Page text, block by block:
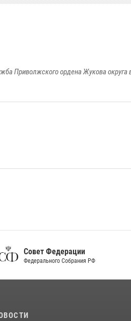
Приволжского ордена Жукова
Совет Федерации
Федерального Собрания РФ